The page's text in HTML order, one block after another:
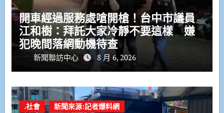
開車經過服務處嗆開槍！台中市議員
江和樹：拜託大家冷靜不要這樣 嫌
犯晚間落網動機待查
新聞聯訪中心 8 月 6, 2026
.社會 新聞來源:記者爆料網